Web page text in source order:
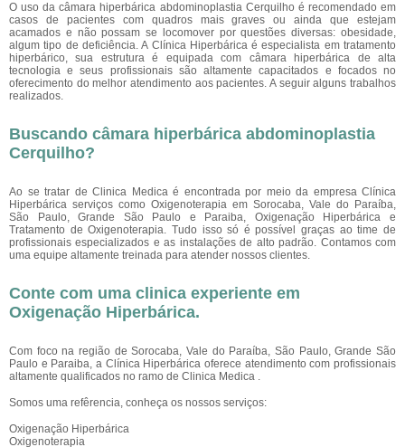
O uso da câmara hiperbárica abdominoplastia Cerquilho é recomendado em
casos de pacientes com quadros mais graves ou ainda que estejam
acamados e não possam se locomover por questões diversas: obesidade,
algum tipo de deficiência. A Clínica Hiperbárica é especialista em tratamento
hiperbárico, sua estrutura é equipada com câmara hiperbárica de alta
tecnologia e seus profissionais são altamente capacitados e focados no
oferecimento do melhor atendimento aos pacientes. A seguir alguns trabalhos
realizados.
Buscando câmara hiperbárica abdominoplastia
Cerquilho?
Ao se tratar de Clinica Medica é encontrada por meio da empresa Clínica
Hiperbárica serviços como Oxigenoterapia em Sorocaba, Vale do Paraíba,
São Paulo, Grande São Paulo e Paraiba, Oxigenação Hiperbárica e
Tratamento de Oxigenoterapia. Tudo isso só é possível graças ao time de
profissionais especializados e as instalações de alto padrão. Contamos com
uma equipe altamente treinada para atender nossos clientes.
Conte com uma clinica experiente em
Oxigenação Hiperbárica.
Com foco na região de Sorocaba, Vale do Paraíba, São Paulo, Grande São
Paulo e Paraiba, a Clínica Hiperbárica oferece atendimento com profissionais
altamente qualificados no ramo de Clinica Medica .
Somos uma refêrencia, conheça os nossos serviços:
Oxigenação Hiperbárica
Oxigenoterapia